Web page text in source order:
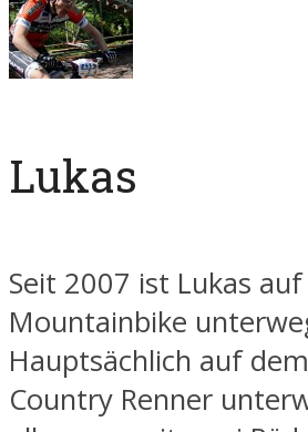
Lukas
Seit 2007 ist Lukas
Mountainbike
Hauptsächlich auf
Country Renner